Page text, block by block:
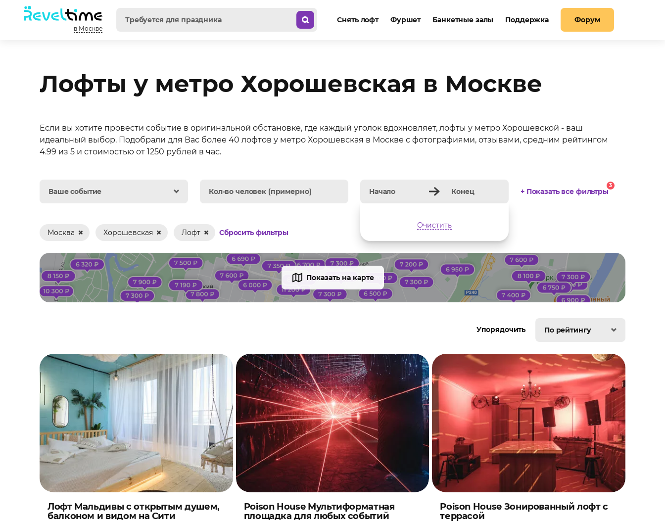
в Москве
Снять лофт Фуршет Банкетные залы Поддержка Форум
Лофты у метро Хорошевская в Москве
Если вы хотите провести событие в оригинальной обстановке, где каждый уголок вдохновляет, лофты у метро Хорошевской - ваш
идеальный выбор. Подобрали для Вас более 40 лофтов у метро Хорошевская в Москве с фотографиями, отзывами, средним рейтингом
4.99 из 5 и стоимостью от 1250 рублей в час.
Банкет
Вечеринка
Выпускной
День рождения
Детский праздник
Игра в мафию
Йога
Квартирник
Кинопоказ
Конференция
Очистить
+ Показать все фильтры
3
Москва Хорошевская Лофт Сбросить фильтры
Показать на карте
Упорядочить
Лофт Мальдивы с открытым душем,
балконом и видом на Сити
Poison House Мультиформатная
площадка для любых событий
Poison House Зонированный лофт с
террасой